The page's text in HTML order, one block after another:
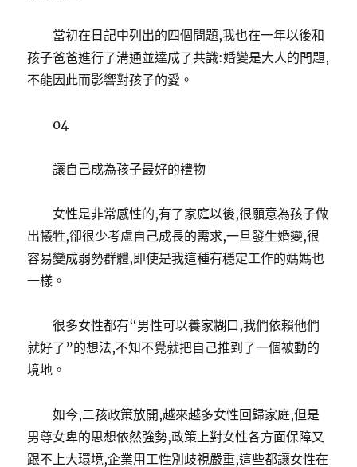
當初在日記中列出的四個問題,我也在一年以後和
孩子爸爸進行了溝通並達成了共識:婚變是大人的問題,
不能因此而影響對孩子的愛。
04
讓自己成為孩子最好的禮物
女性是非常感性的,有了家庭以後,很願意為孩子做
出犧牲,卻很少考慮自己成長的需求,一旦發生婚變,很
容易變成弱勢群體,即使是我這種有穩定工作的媽媽也
一樣。
很多女性都有“男性可以養家糊口,我們依賴他們
就好了”的想法,不知不覺就把自己推到了一個被動的
境地。
如今,二孩政策放開,越來越多女性回歸家庭,但是
男尊女卑的思想依然強勢,政策上對女性各方面保障又
跟不上大環境,企業用工性別歧視嚴重,這些都讓女性在